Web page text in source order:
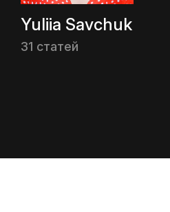
Yuliia Savchuk
31 статей